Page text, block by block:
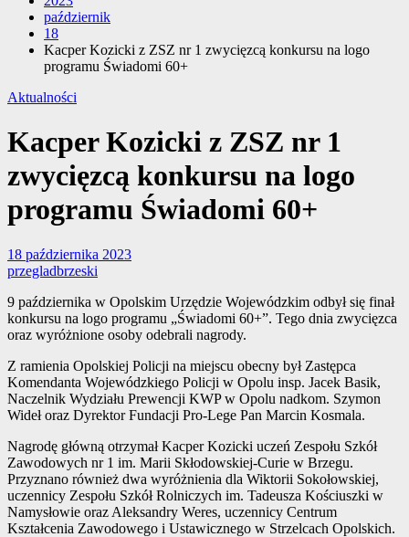
październik
18
Kacper Kozicki z ZSZ nr 1 zwycięzcą konkursu na logo
programu Świadomi 60+
Aktualności
Kacper Kozicki z ZSZ nr 1
zwycięzcą konkursu na logo
programu Świadomi 60+
18 października 2023
przegladbrzeski
9 października w Opolskim Urzędzie Wojewódzkim odbył się finał
konkursu na logo programu „Świadomi 60+”. Tego dnia zwycięzca
oraz wyróżnione osoby odebrali nagrody.
Z ramienia Opolskiej Policji na miejscu obecny był Zastępca
Komendanta Wojewódzkiego Policji w Opolu insp. Jacek Basik,
Naczelnik Wydziału Prewencji KWP w Opolu nadkom. Szymon
Wideł oraz Dyrektor Fundacji Pro-Lege Pan Marcin Kosmala.
Nagrodę główną otrzymał Kacper Kozicki uczeń Zespołu Szkół
Zawodowych nr 1 im. Marii Skłodowskiej-Curie w Brzegu.
Przyznano również dwa wyróżnienia dla Wiktorii Sokołowskiej,
uczennicy Zespołu Szkół Rolniczych im. Tadeusza Kościuszki w
Namysłowie oraz Aleksandry Weres, uczennicy Centrum
Kształcenia Zawodowego i Ustawicznego w Strzelcach Opolskich.